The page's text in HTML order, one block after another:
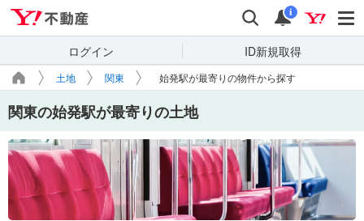
検索 通知
i
ログイン ID新規取得
土地 関東 始発駅が最寄りの物件から探す
関東の始発駅が最寄りの土地